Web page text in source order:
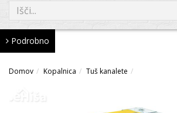
Podrobno
Domov Kopalnica Tuš kanalete